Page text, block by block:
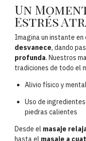
Un
Estrés
Imagina un instante en
desvanece, dando
profunda. Nuestros
tradiciones de todo el
Alivio físico y mental
Uso de
piedras calientes
Desde el masaje
hasta el masaje a